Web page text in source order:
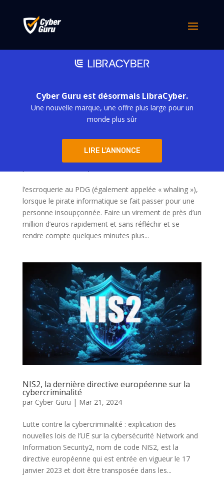
Cyber Guru est désormais LibraCyber.
Une nouvelle marque, une offre plus large pour un
monde plus sûr
LIRE L'ANNONCE
Escroquerie au poste de PDG : le mot d’ordre
l’escroquerie au PDG (également appelée « whaling »),
lorsque le pirate informatique se fait passer pour une
personne insoupçonnée. Faire un virement de près d’un
million d’euros rapidement et sans réfléchir et se
rendre compte quelques minutes plus...
NIS2, la dernière directive européenne sur la
cybercriminalité
par Cyber Guru | Mar 21, 2024
Lutte contre la cybercriminalité : explication des
nouvelles lois de l’UE sur la cybersécurité Network and
Information Security2, nom de code NIS2, est la
directive européenne qui est entrée en vigueur le 17
janvier 2023 et doit être transposée dans les...